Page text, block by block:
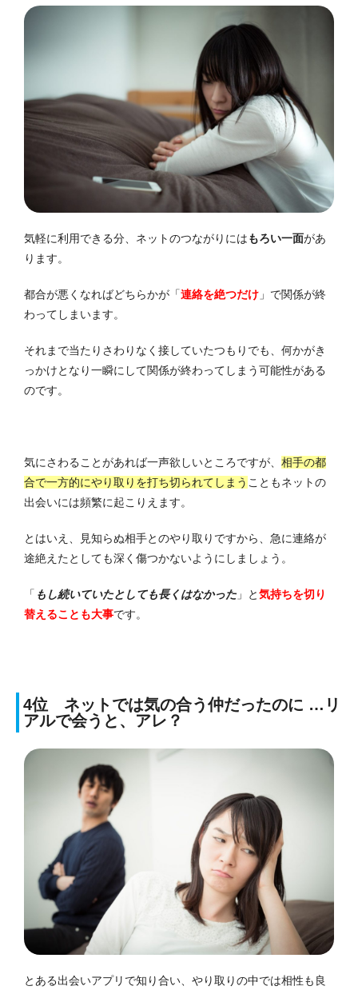
気軽に利用できる分、ネットのつながりにはもろい一面があ
ります。
都合が悪くなればどちらかが「連絡を絶つだけ 」で関係が終
わってしまいます。
それまで当たりさわりなく接していたつもりでも、何かがき
っかけとなり一瞬にして関係が終わってしまう可能性がある
のです。
気にさわることがあれば一声欲しいところですが、 相手の都
合で一方的にやり取りを打ち切られてしまう こともネットの
出会いには頻繁に起こりえます。
とはいえ、見知らぬ相手とのやり取りですから、急に連絡が
途絶えたとしても深く傷つかないようにしましょう。
「 もし続いていたとしても長くはなかった 」 と気持ちを切り
替えることも大事です。
4位 ネットでは気の合う仲だったのに …リ
アルで会うと、アレ？
とある出会いアプリで知り合い、 やり取りの中では相性も良